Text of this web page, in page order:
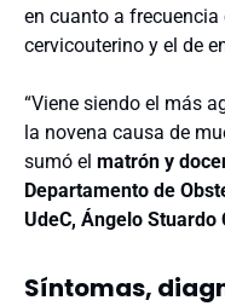
en cuanto a
cervicouterino y el de
“Viene siendo el más
la novena causa de
sumó el matrón y
Departamento de
UdeC, Ángelo Stuardo
Síntomas,